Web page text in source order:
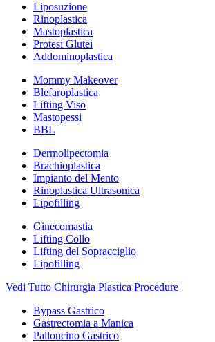
Liposuzione
Rinoplastica
Mastoplastica
Protesi Glutei
Addominoplastica
Mommy Makeover
Blefaroplastica
Lifting Viso
Mastopessi
BBL
Dermolipectomia
Brachioplastica
Impianto del Mento
Rinoplastica Ultrasonica
Lipofilling
Ginecomastia
Lifting Collo
Lifting del Sopracciglio
Lipofilling
Vedi Tutto Chirurgia Plastica Procedure
Bypass Gastrico
Gastrectomia a Manica
Palloncino Gastrico